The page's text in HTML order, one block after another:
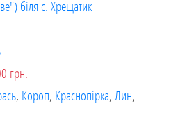
біля с. Хрещатик
грн.
, Короп, Краснопірка,Лин,